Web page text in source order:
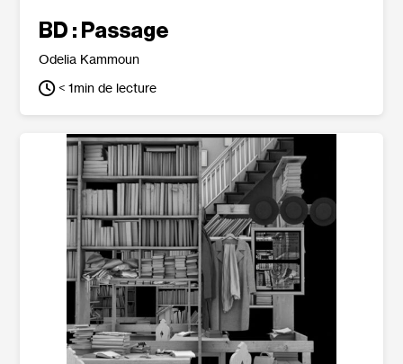
BD : Passage
Odelia Kammoun
< 1min de lecture